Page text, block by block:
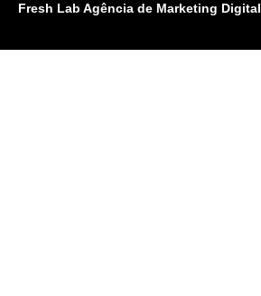
Fresh Lab Agência de Marketing Digital